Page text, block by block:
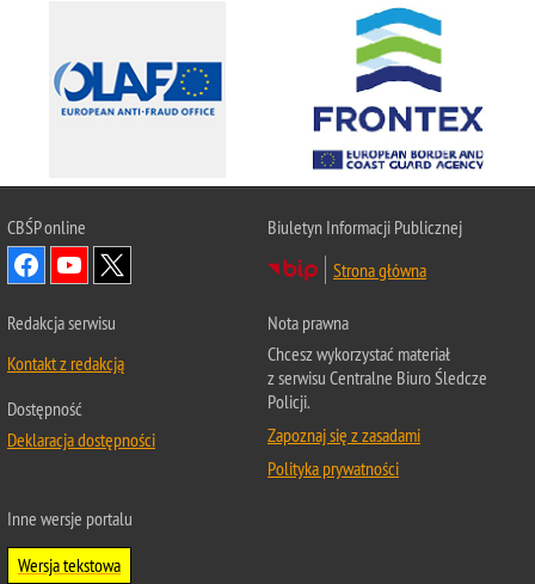
CBŚPonline
Biuletyn Informacji Publicznej
Strona główna
Redakcja serwisu
Kontakt z redakcją
Dostępność
Deklaracja dostępności
Nota prawna
Chcesz wykorzystać materiał
z serwisu Centralne Biuro Śledcze
Policji.
Zapoznaj się z zasadami
Polityka prywatności
Inne wersje portalu
Wersja tekstowa